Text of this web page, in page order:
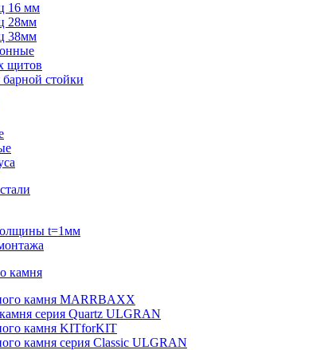
16 мм
28мм
38мм
щитов
стойки
t=1мм
камня
камня MARRBAXX
серия Quartz ULGRAN
камня KITforKIT
камня серия Classic ULGRAN